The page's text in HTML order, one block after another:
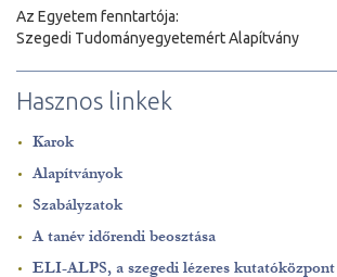
Az Egyetem fenntartója:
Szegedi Tudományegyetemért Alapítvány
Hasznos linkek
Karok
Alapítványok
Szabályzatok
A tanév időrendi beosztása
ELI-ALPS, a szegedi lézeres kutatóközpont